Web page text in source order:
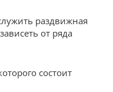
раздвижная
от ряда
состоит